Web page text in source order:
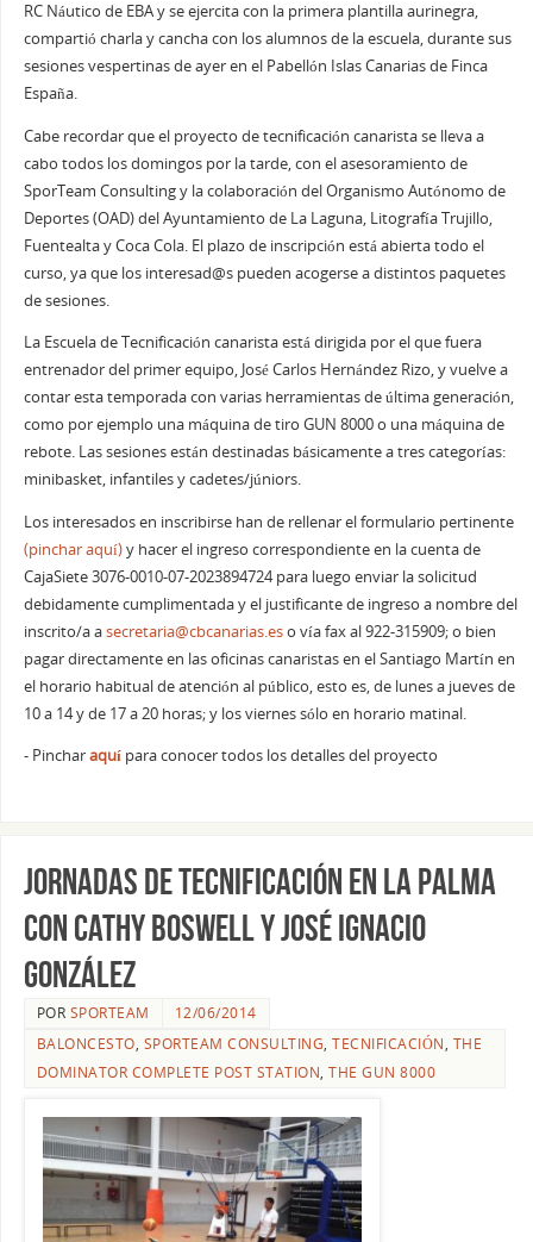
RC Náutico de EBA y se ejercita con la primera plantilla aurinegra,
compartió charla y cancha con los alumnos de la escuela, durante sus
sesiones vespertinas de ayer en el Pabellón Islas Canarias de Finca
España.
Cabe recordar que el proyecto de tecnificación canarista se lleva a
cabo todos los domingos por la tarde, con el asesoramiento de
SporTeam Consulting y la colaboración del Organismo Autónomo de
Deportes (OAD) del Ayuntamiento de La Laguna, Litografía Trujillo,
Fuentealta y Coca Cola. El plazo de inscripción está abierta todo el
curso, ya que los interesad@s pueden acogerse a distintos paquetes
de sesiones.
La Escuela de Tecnificación canarista está dirigida por el que fuera
entrenador del primer equipo, José Carlos Hernández Rizo, y vuelve a
contar esta temporada con varias herramientas de última generación,
como por ejemplo una máquina de tiro GUN 8000 o una máquina de
rebote. Las sesiones están destinadas básicamente a tres categorías:
minibasket, infantiles y cadetes/júniors.
Los interesados en inscribirse han de rellenar el formulario pertinente
(pinchar aquí)y hacer el ingreso correspondiente en la cuenta de
CajaSiete 3076-0010-07-2023894724 para luego enviar la solicitud
debidamente cumplimentada y el justificante de ingreso a nombre del
inscrito/a asecretaria@cbcanarias.eso vía fax al 922-315909; o bien
pagar directamente en las oficinas canaristas en el Santiago Martín en
el horario habitual de atención al público, esto es, de lunes a jueves de
10 a 14 y de 17 a 20 horas; y los viernes sólo en horario matinal.
- Pincharaquí para conocer todos los detalles del proyecto
Jornadas de Tecnificación en La Palma
con Cathy Boswell y José Ignacio
González
POR SPORTEAM
12/06/2014
BALONCESTO, SPORTEAM CONSULTING,TECNIFICACIÓN, THE
DOMINATOR COMPLETE POST STATION,THE GUN 8000